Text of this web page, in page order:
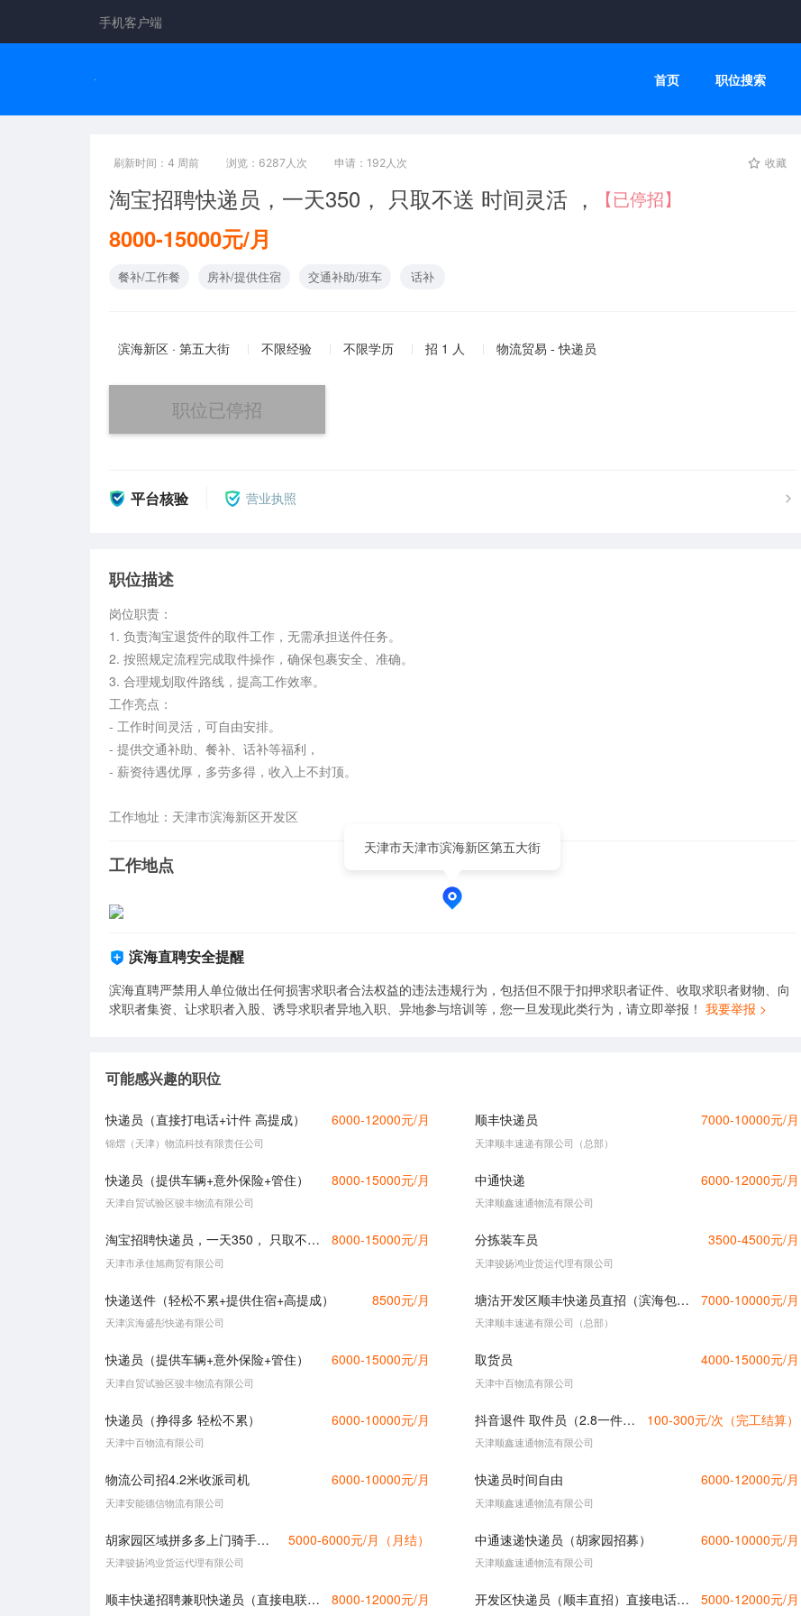
手机客户端
首页 职位搜索
刷新时间：4 周前 浏览：6287人次 申请：192人次 收藏
淘宝招聘快递员，一天350， 只取不送 时间灵活 ， 【已停招】
8000-15000元/月
餐补/工作餐 房补/提供住宿 交通补助/班车 话补
滨海新区 · 第五大街 不限经验 不限学历 招 1 人 物流贸易 - 快递员
职位已停招
平台核验 营业执照
职位描述
岗位职责：
1. 负责淘宝退货件的取件工作，无需承担送件任务。
2. 按照规定流程完成取件操作，确保包裹安全、准确。
3. 合理规划取件路线，提高工作效率。
工作亮点：
- 工作时间灵活，可自由安排。
- 提供交通补助、餐补、话补等福利，
- 薪资待遇优厚，多劳多得，收入上不封顶。
工作地址：天津市滨海新区开发区
工作地点
天津市天津市滨海新区第五大街
滨海直聘安全提醒
滨海直聘严禁用人单位做出任何损害求职者合法权益的违法违规行为，包括但不限于扣押求职者证件、收取求职者财物、向
求职者集资、让求职者入股、诱导求职者异地入职、异地参与培训等，您一旦发现此类行为，请立即举报！ 我要举报 >
可能感兴趣的职位
快递员（直接打电话+计件 高提成） 6000-12000元/月
锦熠（天津）物流科技有限责任公司
顺丰快递员 7000-10000元/月
天津顺丰速递有限公司（总部）
快递员（提供车辆+意外保险+管住） 8000-15000元/月
天津自贸试验区骏丰物流有限公司
中通快递 6000-12000元/月
天津顺鑫速通物流有限公司
淘宝招聘快递员，一天350， 只取不送 时间灵活 ， 8000-15000元/月
天津市承佳旭商贸有限公司
分拣装车员 3500-4500元/月
天津骏扬鸿业货运代理有限公司
快递送件（轻松不累+提供住宿+高提成） 8500元/月
天津滨海盛彤快递有限公司
塘沽开发区顺丰快递员直招（滨海包分配，五险） 7000-10000元/月
天津顺丰速递有限公司（总部）
快递员（提供车辆+意外保险+管住） 6000-15000元/月
天津自贸试验区骏丰物流有限公司
取货员 4000-15000元/月
天津中百物流有限公司
快递员（挣得多 轻松不累） 6000-10000元/月
天津中百物流有限公司
抖音退件 取件员（2.8一件 多劳多得） 100-300元/次（完工结算）
天津顺鑫速通物流有限公司
物流公司招4.2米收派司机 6000-10000元/月
天津安能德信物流有限公司
快递员时间自由 6000-12000元/月
天津顺鑫速通物流有限公司
胡家园区域拼多多上门骑手（次日达）半天工作 按票结算 5000-6000元/月（月结）
天津骏扬鸿业货运代理有限公司
中通速递快递员（胡家园招募） 6000-10000元/月
天津顺鑫速通物流有限公司
顺丰快递招聘兼职快递员（直接电联）直招 8000-12000元/月 开发区快递员（顺丰直招）直接电话联系 5000-12000元/月